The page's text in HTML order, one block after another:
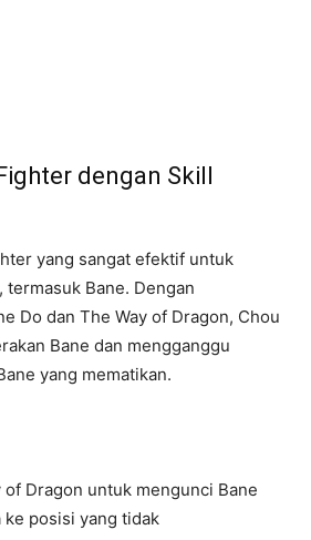
dengan Skill
yang sangat efektif untuk
Bane. Dengan
Do dan The Way of Dragon, Chou
Bane dan mengganggu
yang mematikan.
of Dragon untuk mengunci Bane
ke posisi yang tidak